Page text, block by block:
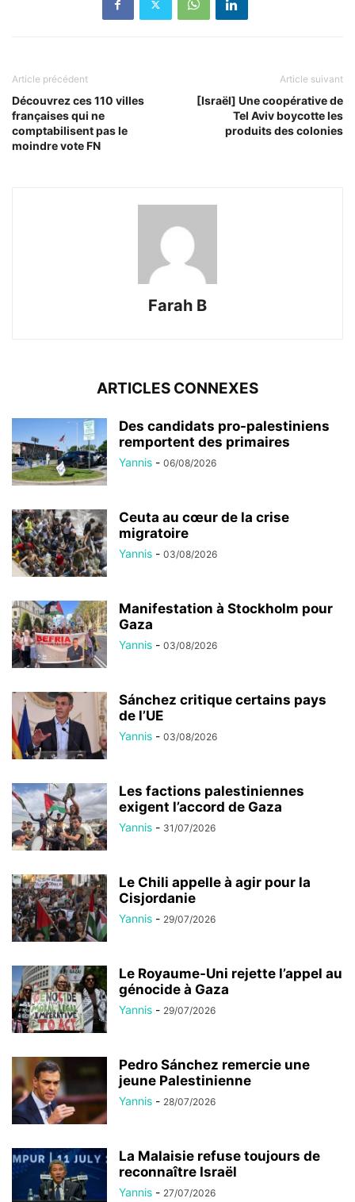
Article précédent
Découvrez ces 110 villes
françaises qui ne
comptabilisent pas le
moindre vote FN
Article suivant
[Israël] Une coopérative de
Tel Aviv boycotte les
produits des colonies
Farah B
ARTICLES CONNEXES
Des candidats pro-palestiniens
remportent des primaires
Yannis - 06/08/2026
Ceuta au cœur de la crise
migratoire
Yannis - 03/08/2026
Manifestation à Stockholm pour
Gaza
Yannis - 03/08/2026
Sánchez critique certains pays
de l’UE
Yannis - 03/08/2026
Les factions palestiniennes
exigent l’accord de Gaza
Yannis - 31/07/2026
Le Chili appelle à agir pour la
Cisjordanie
Yannis - 29/07/2026
Le Royaume-Uni rejette l’appel au
génocide à Gaza
Yannis - 29/07/2026
Pedro Sánchez remercie une
jeune Palestinienne
Yannis - 28/07/2026
La Malaisie refuse toujours de
reconnaître Israël
Yannis - 27/07/2026